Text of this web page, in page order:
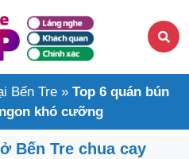
Bến Tre » Top 6 quán bún
khó cưỡng
Bến Tre chua cay